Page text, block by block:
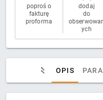
poproś o
fakturę
proforma
dodaj
do
ych
OPIS